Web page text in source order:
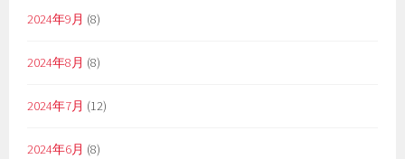
2024年9月 (8)
2024年8月 (8)
2024年7月 (12)
2024年6月 (8)